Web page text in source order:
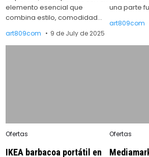
elemento esencial que
combina estilo, comodidad…
art809com 9 de July de 2025
una parte
art809com
Posted
Ofertas
IKEA barbacoa portátil en
Posted
Ofertas